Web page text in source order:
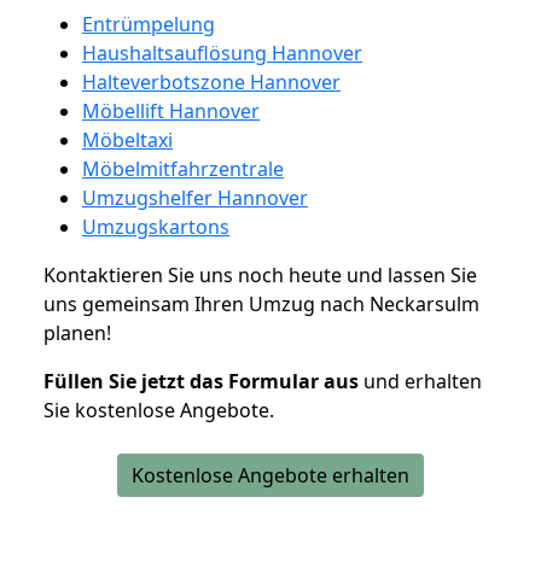
Entrümpelung
Haushaltsauflösung Hannover
Halteverbotszone Hannover
Möbellift Hannover
Möbeltaxi
Möbelmitfahrzentrale
Umzugshelfer Hannover
Umzugskartons
Kontaktieren Sie uns noch heute und lassen Sie
uns gemeinsam Ihren Umzug nach Neckarsulm
planen!
Füllen Sie jetzt das Formular aus und erhalten
Sie kostenlose Angebote.
Kostenlose Angebote erhalten